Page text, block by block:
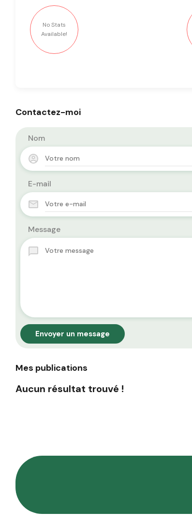
No Stats
Available!
Contactez-moi
Nom
E-mail
Message
Envoyer un message
Mes publications
Aucun résultat trouvé !